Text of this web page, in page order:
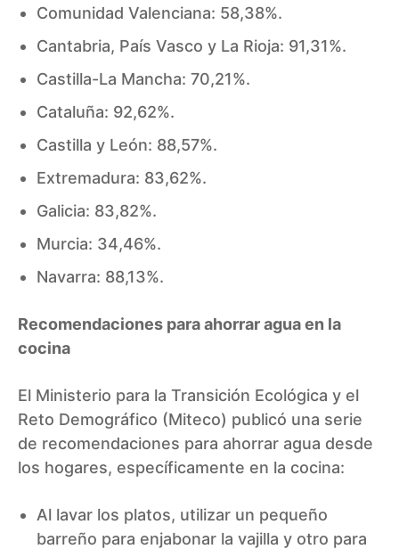
Comunidad Valenciana: 58,38%.
Cantabria, País Vasco y La Rioja: 91,31%.
Castilla-La Mancha: 70,21%.
Cataluña: 92,62%.
Castilla y León: 88,57%.
Extremadura: 83,62%.
Galicia: 83,82%.
Murcia: 34,46%.
Navarra: 88,13%.
Recomendaciones para ahorrar agua en la
cocina
El Ministerio para la Transición Ecológica y el
Reto Demográfico (Miteco) publicó una serie
de recomendaciones para ahorrar agua desde
los hogares, específicamente en la cocina:
Al lavar los platos, utilizar un pequeño
barreño para enjabonar la vajilla y otro para